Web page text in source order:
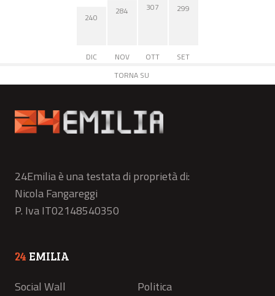
240
DIC
284
NOV
307
OTT
299
SET
TORNA SU
24Emilia è una testata di proprietà di:
Nicola Fangareggi
P. Iva IT02148540350
24 EMILIA
Social Wall
Politica